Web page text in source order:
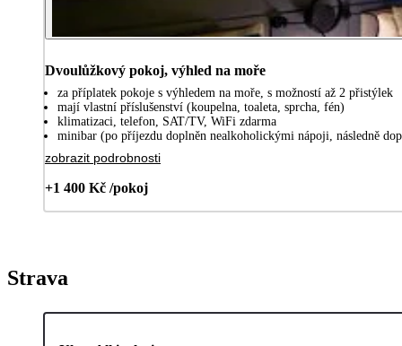
Dvoulůžkový pokoj, výhled na moře
za příplatek pokoje s výhledem na moře, s možností až 2 přistýlek
mají vlastní příslušenství (koupelna, toaleta, sprcha, fén)
klimatizaci, telefon, SAT/TV, WiFi zdarma
minibar (po příjezdu doplněn nealkoholickými nápoji, následně
zobrazit podrobnosti
+1 400 Kč /pokoj
Strava